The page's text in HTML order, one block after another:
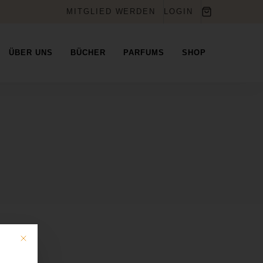
MITGLIED WERDEN LOGIN
ÜBER UNS BÜCHER PARFUMS SHOP
Mit diesem Button wird der Dialog geschlossen. Seine Funktionalität